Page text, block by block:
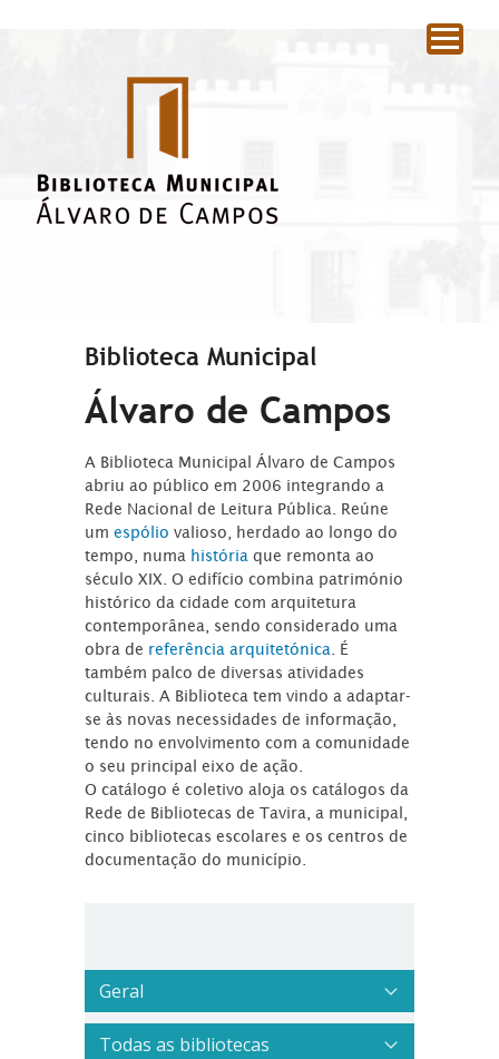
Biblioteca Municipal
Álvaro de Campos
A Biblioteca Municipal Álvaro de Campos
abriu ao público em 2006 integrando a
Rede Nacional de Leitura Pública. Reúne
umespóliovalioso, herdado ao longo do
tempo, numa história que remonta ao
século XIX. O edifício combina património
histórico da cidade com arquitetura
contemporânea, sendo considerado uma
obra de referência arquitetónica . É
também palco de diversas atividades
culturais. A Biblioteca tem vindo a adaptar-
se às novas necessidades de informação,
tendo no envolvimento com a comunidade
o seu principal eixo de ação.
O catálogo é coletivo aloja os catálogos da
Rede de Bibliotecas de Tavira, a municipal,
cinco bibliotecas escolares e os centros de
documentação do município.